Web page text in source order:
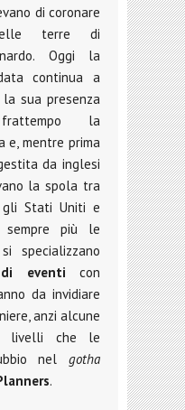
di coronare
terre di
Oggi la
continua a
sua presenza
la
e, mentre prima
da inglesi
la spola tra
gli Stati Uniti e
sempre più le
specializzano
di eventi con
da invidiare
anzi alcune
livelli che le
nel gotha
.